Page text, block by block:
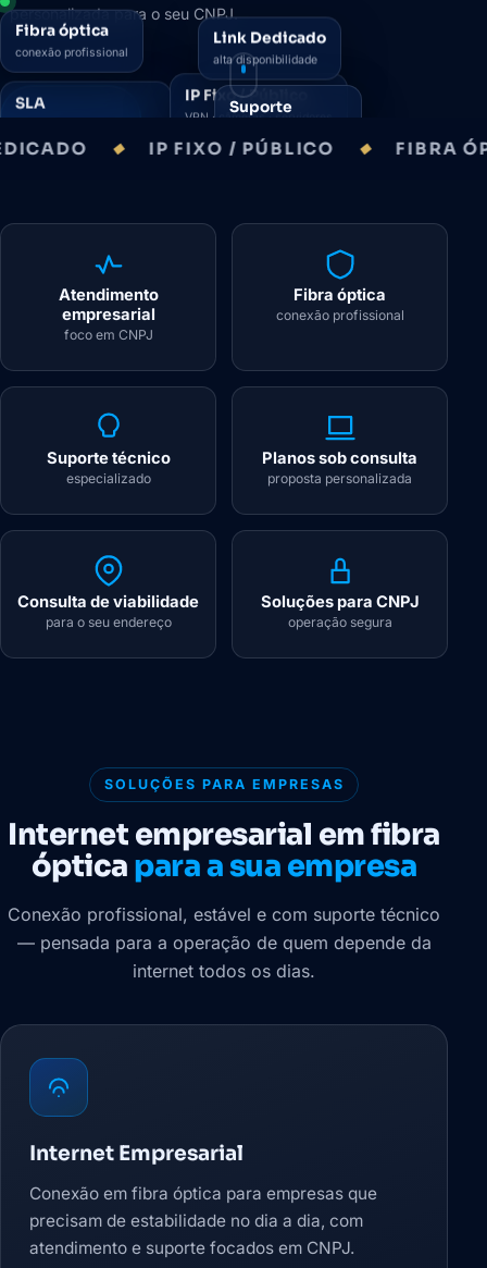
personalizada para o seu CNPJ.
SLA
disponibilidade contratada
IP Fixo / Público
VPN · câmeras · servidores
Fibra óptica
conexão profissional
Link Dedicado
alta disponibilidade
Suporte
◆ IP FIXO / PÚBLICO ◆ FIBRA ÓPTICA ◆
Atendimento
empresarial
foco em CNPJ
Fibra óptica
conexão profissional
Suporte técnico
especializado
Planos sob consulta
proposta personalizada
Consulta de viabilidade
para o seu endereço
Soluções para CNPJ
operação segura
SOLUÇÕES PARA EMPRESAS
Internet empresarial em fibra
óptica para a sua empresa
Conexão profissional, estável e com suporte técnico
— pensada para a operação de quem depende da
internet todos os dias.
Internet Empresarial
Conexão em fibra óptica para empresas que
precisam de estabilidade no dia a dia, com
atendimento e suporte focados em CNPJ.